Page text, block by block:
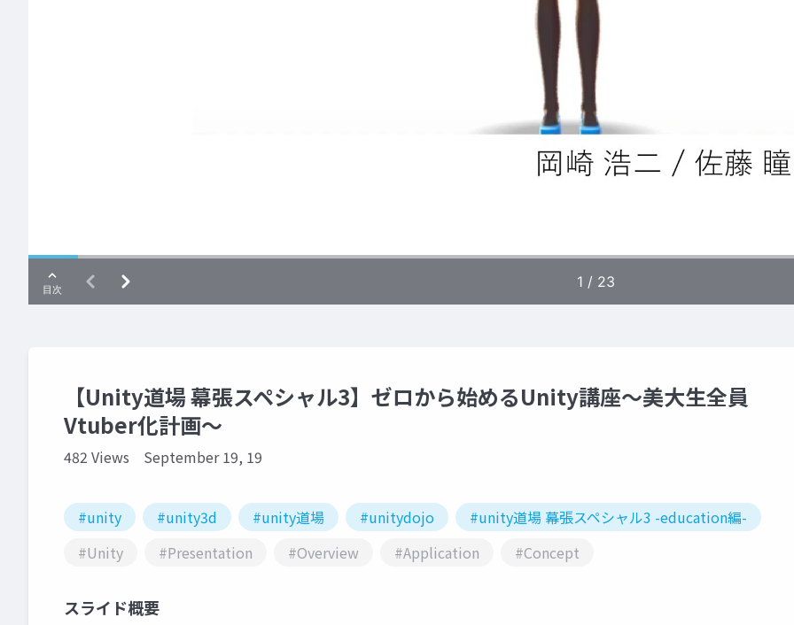
【Unity道場 幕張スペシャル3】ゼロから始めるUnity講座〜美大生全員
Vtuber化計画〜
482 Views September 19, 19
#unity #unity3d #unity道場 #unitydojo
#unity道場 幕張スペシャル3 -education編-
#Unity
#Presentation #Overview #Application #Concept
スライド概要